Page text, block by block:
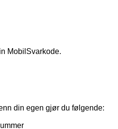
MobilSvarkode.
din egen gjør du følgende: